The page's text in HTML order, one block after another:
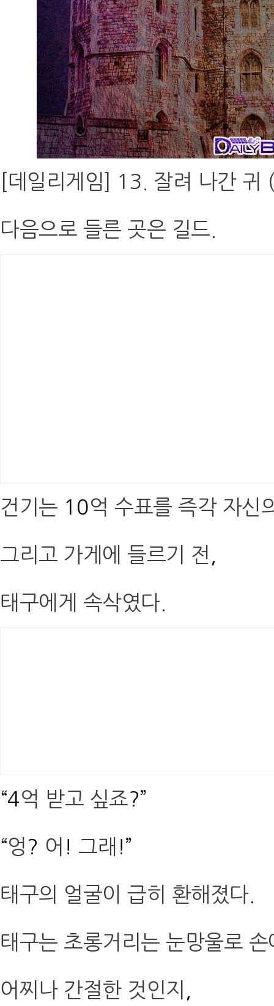
[데일리게임] 13. 잘려 나간 귀
다음으로 들른 곳은 길드
건기는 10억 수표를 즉각 자신
그리고 가게에 들르기 전
태구에게 속삭였다.
“4억 받고 싶죠?”
“엉 ? 어 ! 그래 !”
태구의 얼굴이 급히 환해졌다.
태구는 초롱거리는 눈망울로
어찌나 간절한 것인지